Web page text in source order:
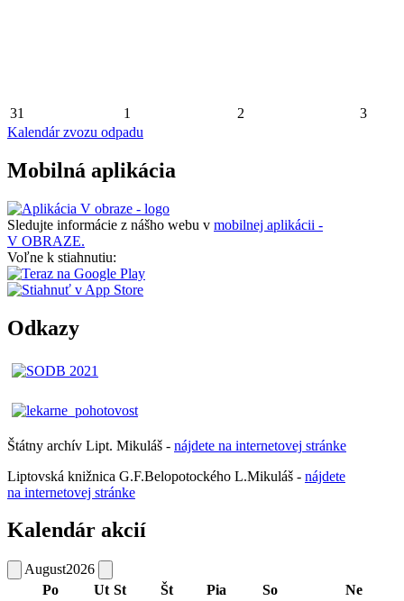
31 1 2
3
Kalendár zvozu odpadu
Mobilná aplikácia
Sledujte informácie z nášho webu v mobilnej aplikácii -
V OBRAZE.
Voľne k stiahnutiu:
Odkazy
Štátny archív Lipt. Mikuláš - nájdete na internetovej stránke
Liptovská knižnica G.F.Belopotockého L.Mikuláš - nájdete
na internetovej stránke
Kalendár akcií
August2026
Po
Ut St Št Pia So Ne